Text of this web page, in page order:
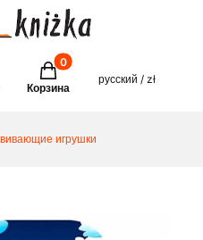
Товары в корзине: 0.
Корзина
русский / zł
игрушки